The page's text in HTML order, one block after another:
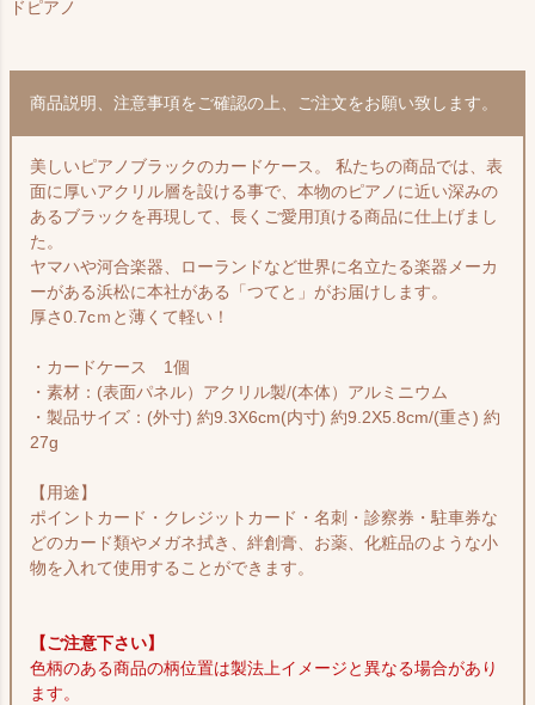
ドピアノ
商品説明、注意事項をご確認の上、ご注文をお願い致します。
美しいピアノブラックのカードケース。 私たちの商品では、表
面に厚いアクリル層を設ける事で、本物のピアノに近い深みの
あるブラックを再現して、長くご愛用頂ける商品に仕上げまし
た。
ヤマハや河合楽器、ローランドなど世界に名立たる楽器メーカ
ーがある浜松に本社がある「つてと」がお届けします。
厚さ0.7cｍと薄くて軽い！
・カードケース 1個
・素材：(表面パネル）アクリル製/(本体）アルミニウム
・製品サイズ：(外寸) 約9.3X6cm(内寸) 約9.2X5.8cm/(重さ) 約
27g
【用途】
ポイントカード・クレジットカード・名刺・診察券・駐車券な
どのカード類やメガネ拭き、絆創膏、お薬、化粧品のような小
物を入れて使用することができます。
【ご注意下さい】
色柄のある商品の柄位置は製法上イメージと異なる場合があり
ます。